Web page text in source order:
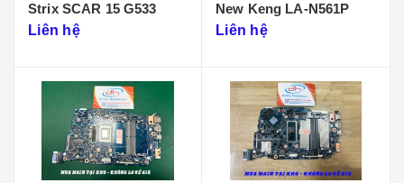
Strix SCAR 15 G533
Liên hệ
New Keng LA-N561P
Liên hệ